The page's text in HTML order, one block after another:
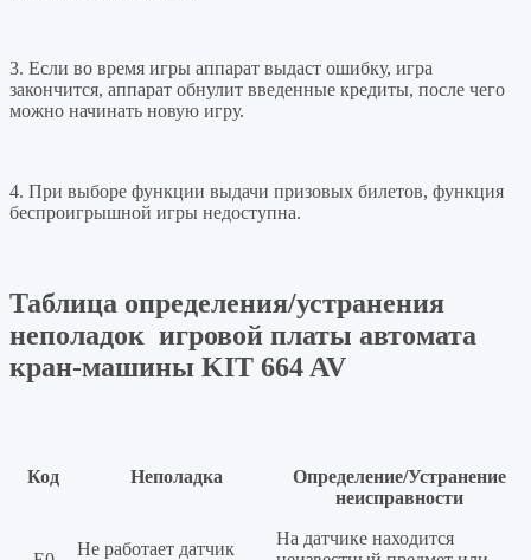
3. Если во время игры аппарат выдаст ошибку, игра
закончится, аппарат обнулит введенные кредиты, после чего
можно начинать новую игру.
4. При выборе функции выдачи призовых билетов, функция
беспроигрышной игры недоступна.
Таблица определения/устранения
неполадок игровой платы автомата
кран-машины KIT 664 AV
Код Неполадка
Определение/Устранение
неисправности
Не работает датчик
На датчике находится